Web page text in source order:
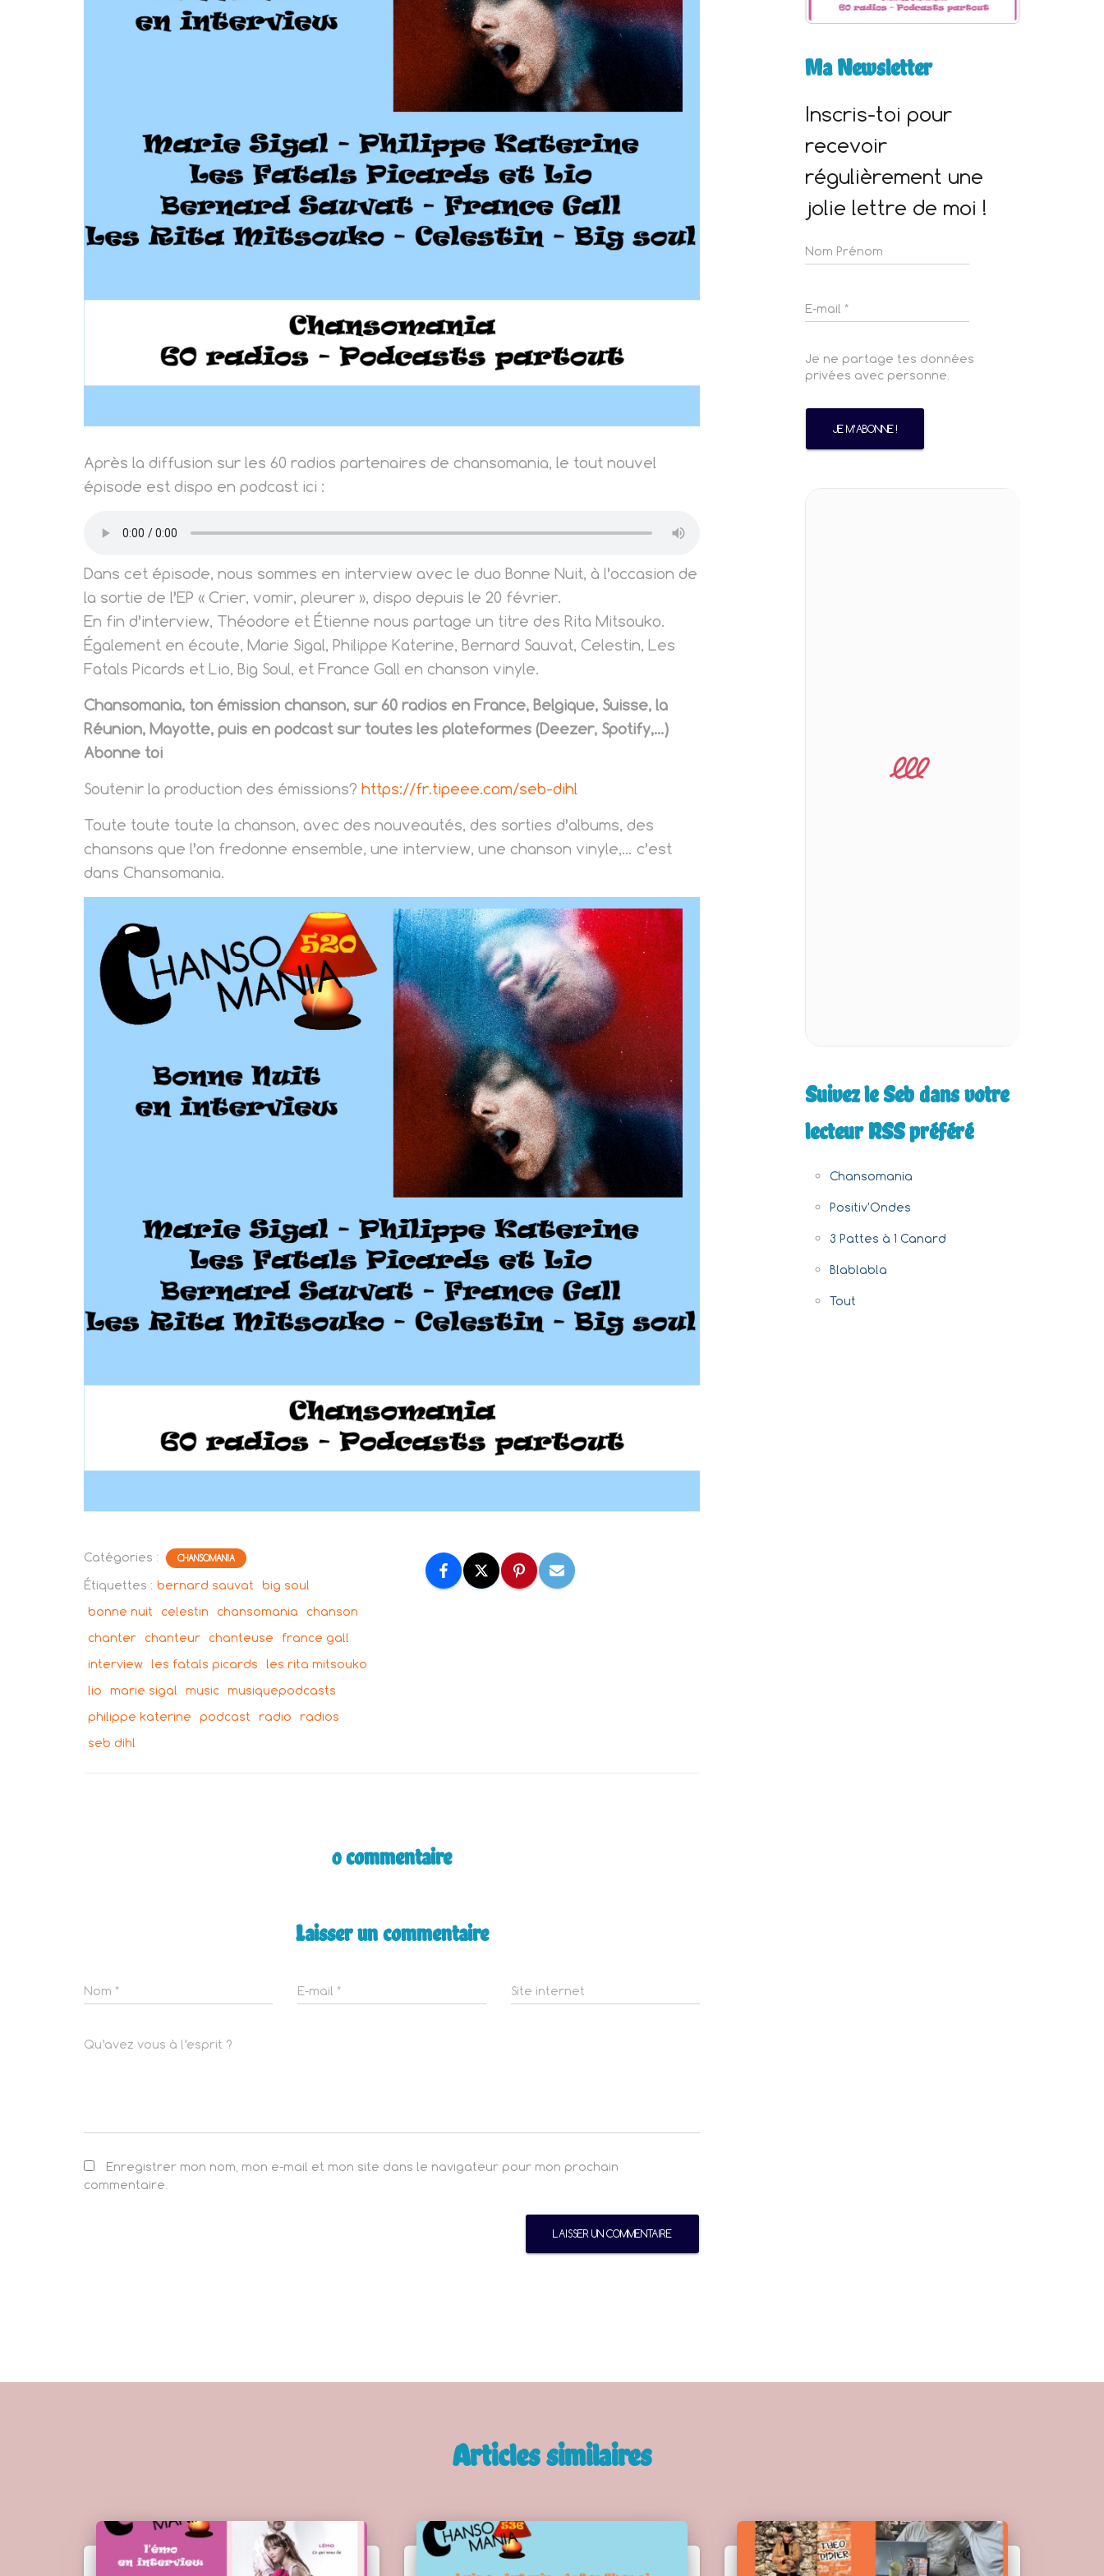
Après la diffusion sur les 60 radios partenaires de chansomania, le tout nouvel
épisode est dispo en podcast ici :
Dans cet épisode, nous sommes en interview avec le duo Bonne Nuit, à l’occasion de
la sortie de l’EP « Crier, vomir, pleurer », dispo depuis le 20 février.
En fin d’interview, Théodore et Étienne nous partage un titre des Rita Mitsouko.
Également en écoute, Marie Sigal, Philippe Katerine, Bernard Sauvat, Celestin, Les
Fatals Picards et Lio, Big Soul, et France Gall en chanson vinyle.
Chansomania, ton émission chanson, sur 60 radios en France, Belgique, Suisse, la
Réunion, Mayotte, puis en podcast sur toutes les plateformes (Deezer, Spotify,…)
Abonne toi
Soutenir la production des émissions? https://fr.tipeee.com/seb-dihl
Toute toute toute la chanson, avec des nouveautés, des sorties d’albums, des
chansons que l’on fredonne ensemble, une interview, une chanson vinyle,… c’est
dans Chansomania.
Catégories : CHANSOMANIA
Étiquettes : bernard sauvat big soul
bonne nuit
celestin chansomania
chanson
chanter chanteur chanteuse france gall
interview les fatals picards les rita mitsouko
lio marie sigal music musiquepodcasts
philippe katerine podcast radio radios
seb dihl
0 commentaire
Laisser un commentaire
Nom * E-mail * Site internet
Qu’avez vous à l’esprit ?
Enregistrer mon nom, mon e-mail et mon site dans le navigateur pour mon prochain
commentaire.
Ma Newsletter
Inscris-toi pour
recevoir
régulièrement une
jolie lettre de moi !
Je ne partage tes données
privées avec personne.
Suivez le Seb dans votre
lecteur RSS préféré
Chansomania
Positiv'Ondes
3 Pattes à 1 Canard
Blablabla
Tout
Articles similaires